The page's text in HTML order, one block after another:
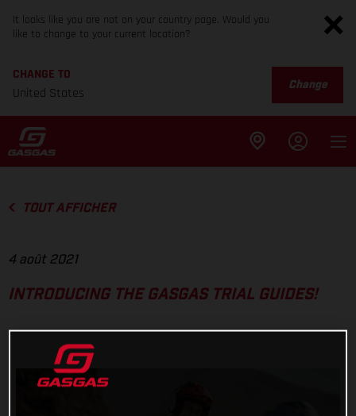
It looks like you are not on your country page. Would you
like to change to your current location?
CHANGE TO
United States
Change
TOUT AFFICHER
4 août 2021
INTRODUCING THE GASGAS TRIAL GUIDES!